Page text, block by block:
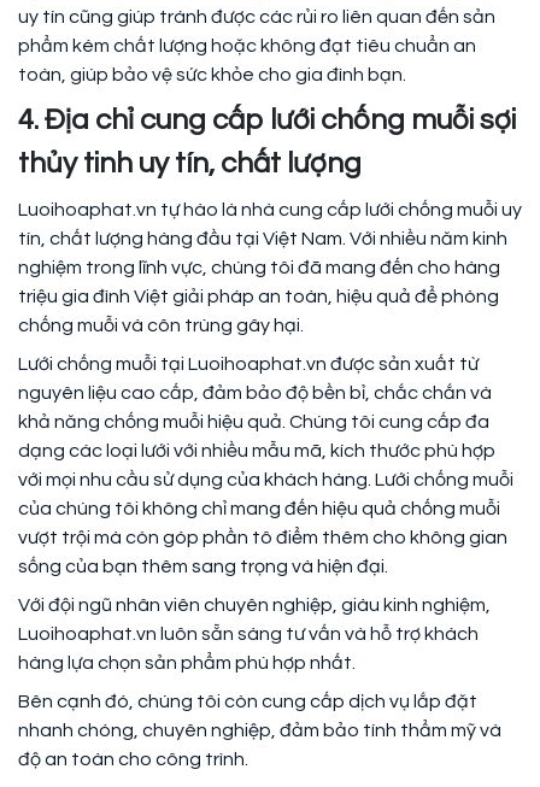
uy tín cũng giúp tránh được các rủi ro liên quan đến sản
phẩm kém chất lượng hoặc không đạt tiêu chuẩn an
toàn, giúp bảo vệ sức khỏe cho gia đình bạn.
4. Địa chỉ cung cấp lưới chống muỗi sợi
thủy tinh uy tín, chất lượng
Luoihoaphat.vn tự hào là nhà cung cấp lưới chống muỗi uy
tín, chất lượng hàng đầu tại Việt Nam. Với nhiều năm kinh
nghiệm trong lĩnh vực, chúng tôi đã mang đến cho hàng
triệu gia đình Việt giải pháp an toàn, hiệu quả để phòng
chống muỗi và côn trùng gây hại.
Lưới chống muỗi tại Luoihoaphat.vn được sản xuất từ
nguyên liệu cao cấp, đảm bảo độ bền bỉ, chắc chắn và
khả năng chống muỗi hiệu quả. Chúng tôi cung cấp đa
dạng các loại lưới với nhiều mẫu mã, kích thước phù hợp
với mọi nhu cầu sử dụng của khách hàng. Lưới chống muỗi
của chúng tôi không chỉ mang đến hiệu quả chống muỗi
vượt trội mà còn góp phần tô điểm thêm cho không gian
sống của bạn thêm sang trọng và hiện đại.
Với đội ngũ nhân viên chuyên nghiệp, giàu kinh nghiệm,
Luoihoaphat.vn luôn sẵn sàng tư vấn và hỗ trợ khách
hàng lựa chọn sản phẩm phù hợp nhất.
Bên cạnh đó, chúng tôi còn cung cấp dịch vụ lắp đặt
nhanh chóng, chuyên nghiệp, đảm bảo tính thẩm mỹ và
độ an toàn cho công trình.